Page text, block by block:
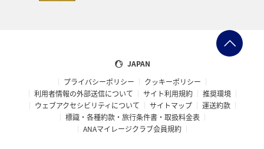
JAPAN
プライバシーポリシー
クッキーポリシー
利用者情報の外部送信について
サイト利用規約
推奨環境
ウェブアクセシビリティについて
サイトマップ
運送約款
標識・各種約款・旅行条件書・取扱料金表
ANAマイレージクラブ会員規約